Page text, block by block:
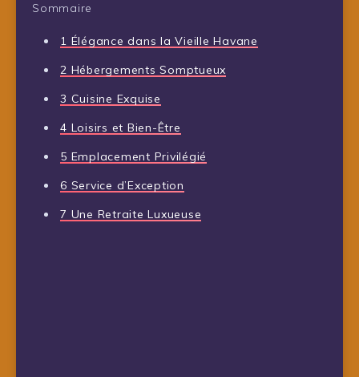
Sommaire
1 Élégance dans la Vieille Havane
2 Hébergements Somptueux
3 Cuisine Exquise
4 Loisirs et Bien-Être
5 Emplacement Privilégié
6 Service d’Exception
7 Une Retraite Luxueuse